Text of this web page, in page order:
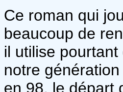
Ce roman qui
beaucoup de
il utilise
notre
en 98, le départ